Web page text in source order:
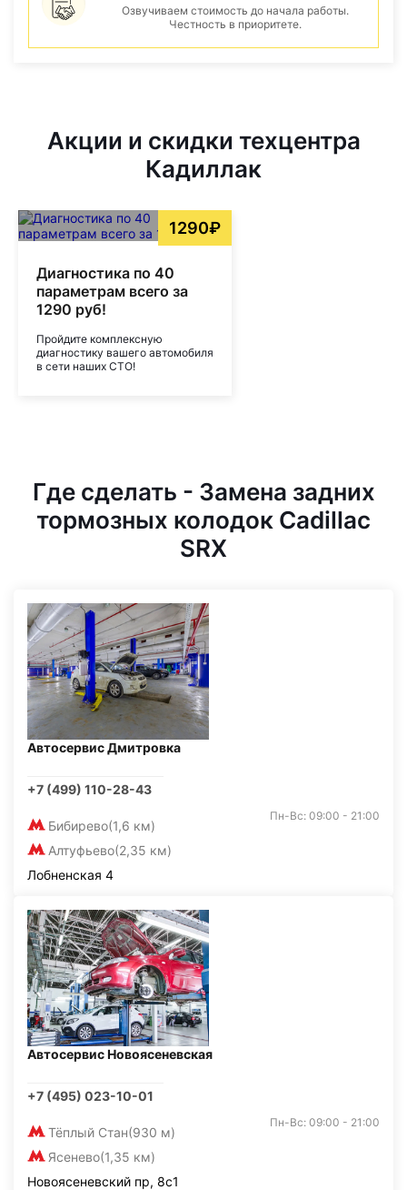
Озвучиваем стоимость до начала работы.
Честность в приоритете.
Акции и скидки техцентра
Кадиллак
1290₽
Диагностика по 40
параметрам всего за
1290 руб!
Пройдите комплексную
диагностику вашего автомобиля
в сети наших СТО!
Где сделать - Замена задних
тормозных колодок Cadillac
SRX
Автосервис Дмитровка
+7 (499) 110-28-43
Бибирево(1,6 км)
Алтуфьево(2,35 км)
Пн-Вс: 09:00 - 21:00
Лобненская 4
Автосервис Новоясеневская
+7 (495) 023-10-01
Тёплый Стан(930 м)
Ясенево(1,35 км)
Пн-Вс: 09:00 - 21:00
Новоясеневский пр, 8с1